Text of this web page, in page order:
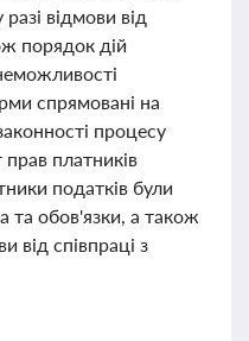
відмови від
порядок дій
спрямовані на
процесу
платників
податків були
та обов'язки, а також
від співпраці з